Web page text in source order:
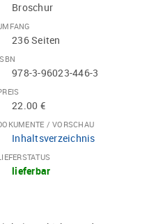
Broschur
236 Seiten
978-3-96023-446-3
22.00 €
/ VORSCHAU
Inhaltsverzeichnis
lieferbar